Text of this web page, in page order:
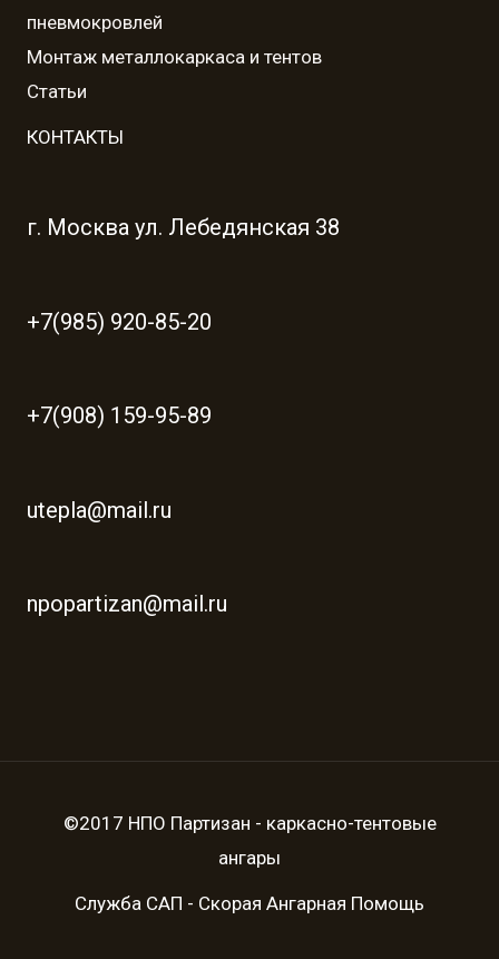
пневмокровлей
Монтаж металлокаркаса и тентов
Статьи
КОНТАКТЫ
г. Москва ул. Лебедянская 38
+7(985) 920-85-20
+7(908) 159-95-89
utepla@mail.ru
npopartizan@mail.ru
©2017 НПО Партизан - каркасно-тентовые
ангары
Служба САП - Скорая Ангарная Помощь